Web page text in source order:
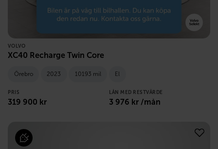
VOLVO
XC40 Recharge Twin Core
Örebro 2023 10193 mil El
PRIS
319 900 kr
LÅN MED RESTVÄRDE
3 976 kr /mån